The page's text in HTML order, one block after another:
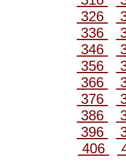
326
336
346
356
366
376
386
396
406